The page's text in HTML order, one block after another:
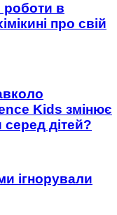
роботи в
про свій
Kids змінює
серед дітей?
ігнорували